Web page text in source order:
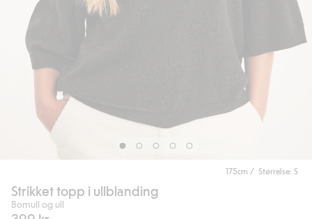
175cm / Størrelse: S
Strikket topp i ullblanding
Bomull og ull